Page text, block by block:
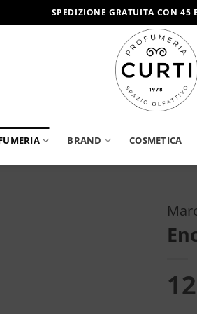
SPEDIZIONE GRATUITA CON 45
BRAND COSMETICA